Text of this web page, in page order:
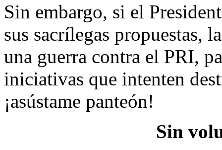
Sin embargo, si el
sus sacrílegas propuestas,
una guerra contra el PRI,
iniciativas que intenten
¡asústame panteón!
Sin